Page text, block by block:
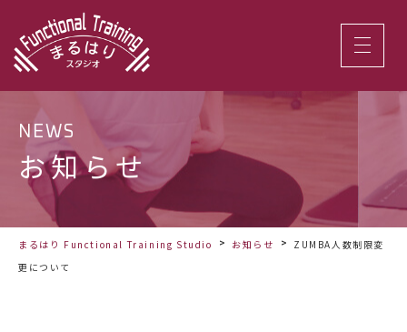
NEWS
お知らせ
まるはり Functional Training Studio お知らせ
ZUMBA人数制限変
更について